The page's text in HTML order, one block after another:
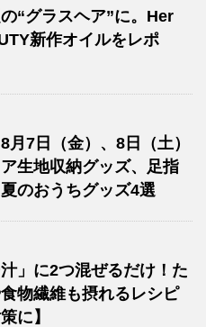
“グラスヘア”に。Her
新作オイルをレポ
月7日（金）、8日（土）
生地収納グッズ、足指
のおうちグッズ4選
」に2つ混ぜるだけ！た
物繊維も摂れるレシピ
に】